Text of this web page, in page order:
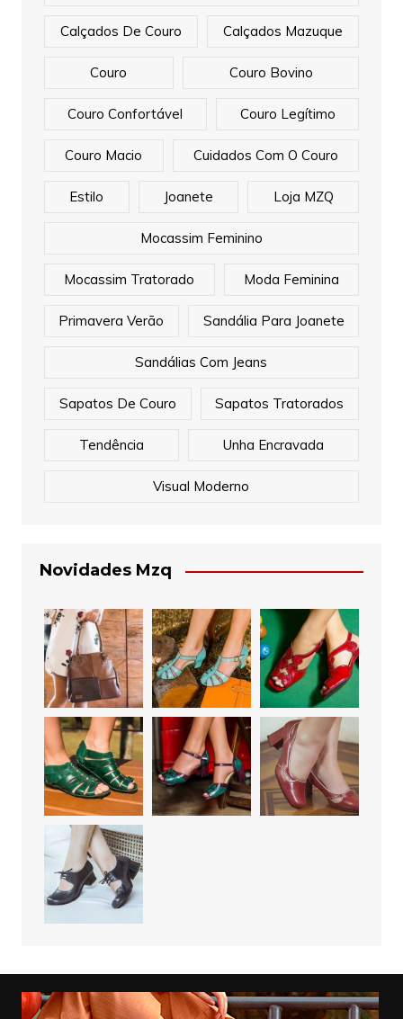
Calçados De Couro Calçados Mazuque
Couro Couro Bovino
Couro Confortável Couro Legítimo
Couro Macio Cuidados Com O Couro
Estilo Joanete Loja MZQ
Mocassim Feminino
Mocassim Tratorado Moda Feminina
Primavera Verão Sandália Para Joanete
Sandálias Com Jeans
Sapatos De Couro Sapatos Tratorados
Tendência Unha Encravada
Visual Moderno
Novidades Mzq